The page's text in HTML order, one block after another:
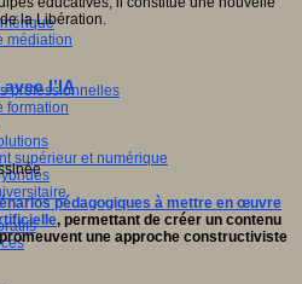
médiation
professionnelles
formation
supérieur et numérique
la Libération.
l’IA
pédagogiques à mettre en œuvre
, permettant de créer un contenu
une approche constructiviste